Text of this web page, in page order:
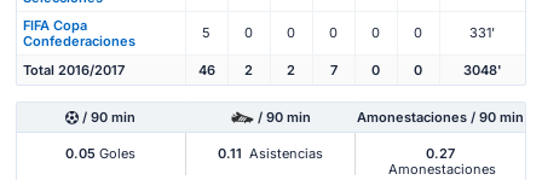
FIFA Copa
Confederaciones
5 0 0 0 0 0 331'
Total 2016/2017 46 2 2 7 0 0 3048'
/ 90 min / 90 min Amonestaciones / 90 min
0.05 Goles 0.11 Asistencias
0.27
Amonestaciones